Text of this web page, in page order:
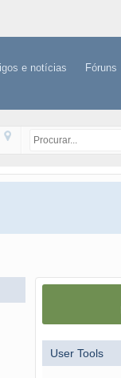
e notícias Fóruns
User Tools